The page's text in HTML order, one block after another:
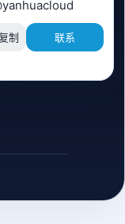
支持的云
制 联系